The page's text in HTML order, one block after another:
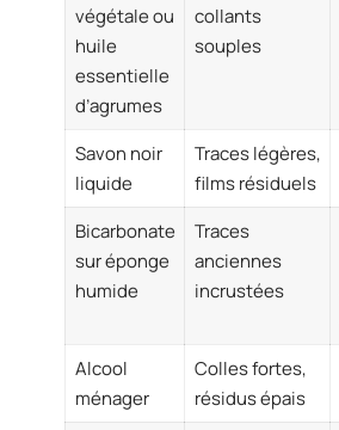
végétale ou
huile
essentielle
d’agrumes
collants
souples
Savon noir
liquide
Traces légères,
films résiduels
Bicarbonate
sur éponge
humide
Traces
anciennes
incrustées
Alcool
ménager
Colles fortes,
résidus épais